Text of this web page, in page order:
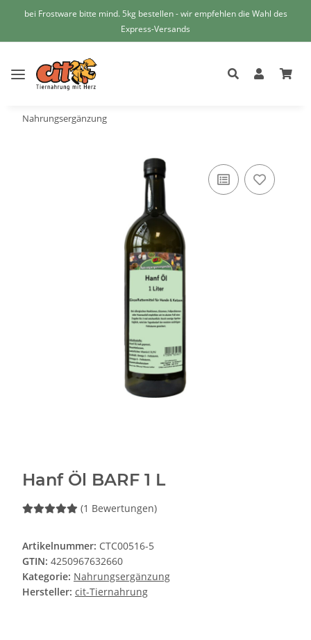
bei Frostware bitte mind. 5kg bestellen - wir empfehlen die Wahl des
Express-Versands
Nahrungsergänzung
Hanf Öl BARF 1 L
(1 Bewertungen)
Artikelnummer: CTC00516-5
GTIN: 4250967632660
Kategorie: Nahrungsergänzung
Hersteller: cit-Tiernahrung